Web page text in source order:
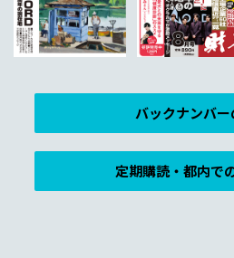
バックナンバー
定期購読・都内で